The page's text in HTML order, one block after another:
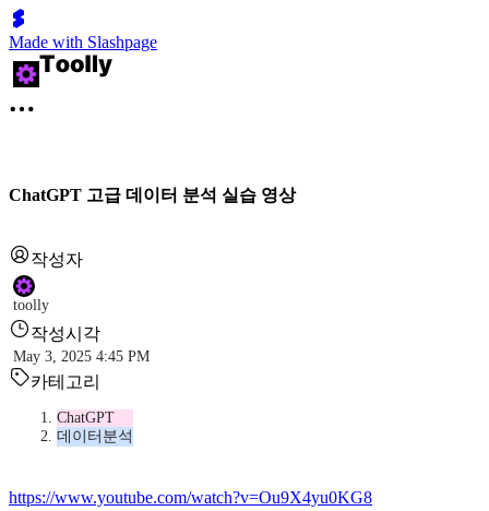
Made with Slashpage
ChatGPT 고급 데이터 분석 실습 영상
작성자
toolly
작성시각
May 3, 2025 4:45 PM
카테고리
ChatGPT
데이터분석
https://www.youtube.com/watch?v=Ou9X4yu0KG8